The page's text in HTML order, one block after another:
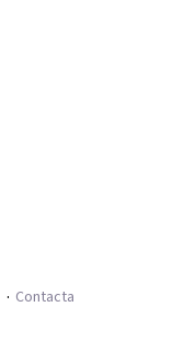
Contacta